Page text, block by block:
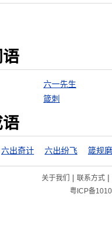
六一先生
箴刺
六出奇计 六出纷飞 箴规
关于我们 | 联系方式|
粤ICP备